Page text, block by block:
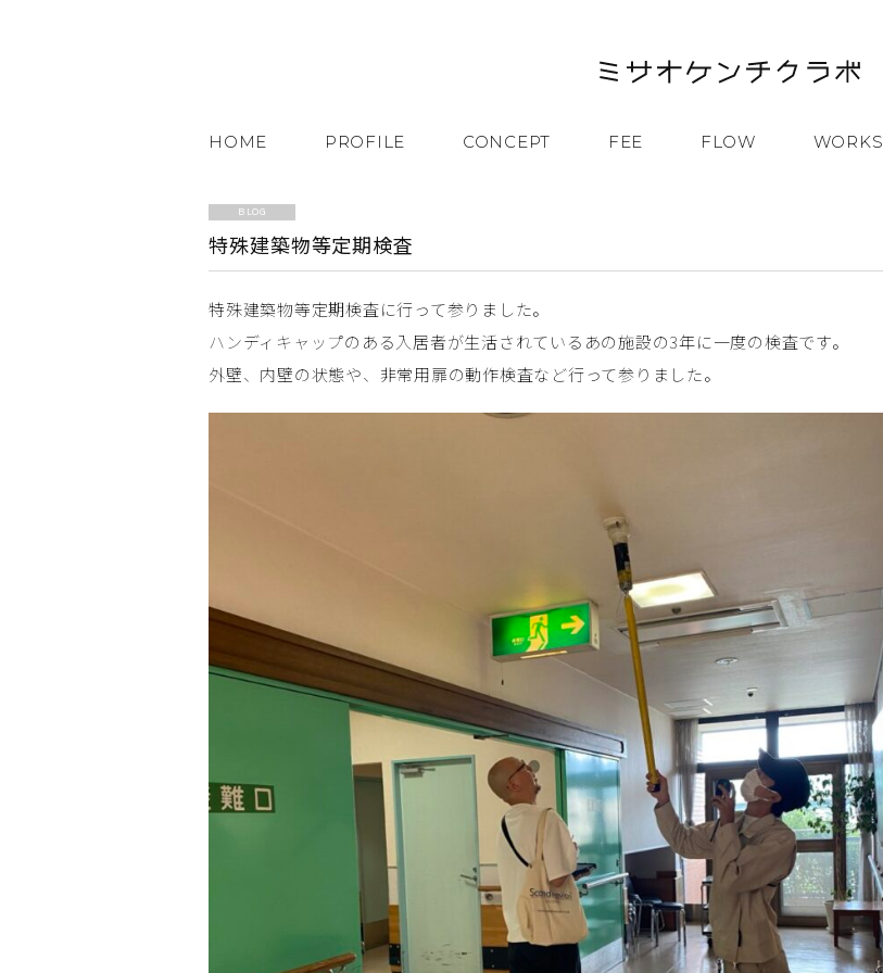
HOME PROFILE CONCEPT FEE FLOW WORKS
BLOG
特殊建築物等定期検査
特殊建築物等定期検査に行って参りました。
ハンディキャップのある入居者が生活されているあの施設の3年に一度の検査です。
外壁、内壁の状態や、非常用扉の動作検査など行って参りました。